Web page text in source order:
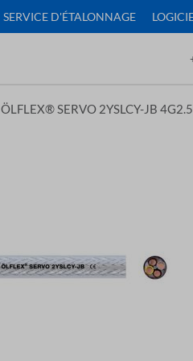
SERVICE D'ÉTALONNAGE
ÖLFLEX® SERVO 2YSLCY-JB